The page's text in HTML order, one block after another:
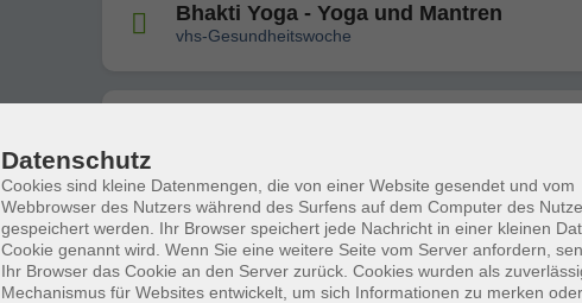
Bhakti Yoga - Yoga und Mantren
vhs-Gesundheitswoche
Wirbelsäulengymnastik und
- mit und ohne Kleingeräte
vhs-Gesundheitswoche
Datenschutz
Cookies sind kleine Datenmengen, die von einer Website gesendet und vom
Webbrowser des Nutzers während des Surfens auf dem Computer des
gespeichert werden. Ihr Browser speichert jede Nachricht in einer kleinen
Cookie genannt wird. Wenn Sie eine weitere Seite vom Server anfordern,
Ihr Browser das Cookie an den Server zurück. Cookies wurden als
Mechanismus für Websites entwickelt, um sich Informationen zu merken